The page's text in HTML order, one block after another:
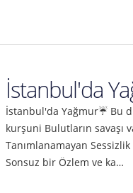
İstanbul'da
İstanbul'da Yağmur☔ Bu
kurşuni Bulutların savaşı
Tanımlanamayan
Sonsuz bir Özlem ve ka…